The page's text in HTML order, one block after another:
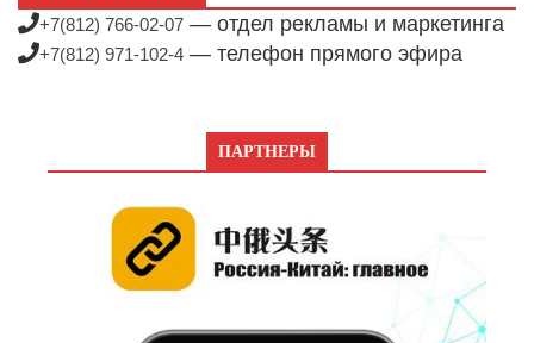
+7(812) 766-02-07 — отдел рекламы и маркетинга
+7(812) 971-102-4 — телефон прямого эфира
ПАРТНЕРЫ